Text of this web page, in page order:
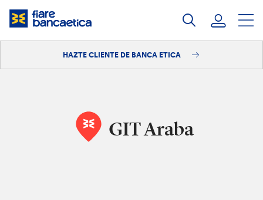
Saltar
HAZTE CLIENTE DE BANCA ETICA
GIT Araba